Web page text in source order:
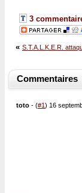
3
« S.T.A.L.K.E.R.
Commentaires
toto - (#1) 16